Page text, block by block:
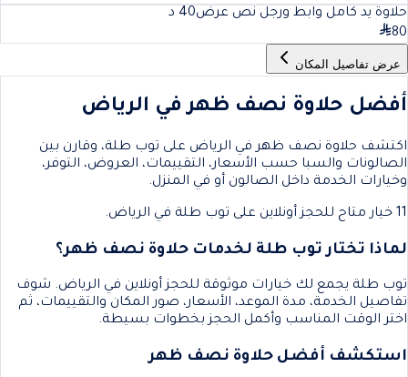
حلاوة يد كامل وابط ورجل نص عرض40 د
80
عرض تفاصيل المكان
أفضل حلاوة نصف ظهر في الرياض
اكتشف حلاوة نصف ظهر في الرياض على توب طلة، وقارن بين
الصالونات والسبا حسب الأسعار، التقييمات، العروض، التوفر،
وخيارات الخدمة داخل الصالون أو في المنزل.
11 خيار متاح للحجز أونلاين على توب طلة في الرياض.
لماذا تختار توب طلة لخدمات حلاوة نصف ظهر؟
توب طلة يجمع لك خيارات موثوقة للحجز أونلاين في الرياض. شوف
تفاصيل الخدمة، مدة الموعد، الأسعار، صور المكان والتقييمات، ثم
اختر الوقت المناسب وأكمل الحجز بخطوات بسيطة.
استكشف أفضل حلاوة نصف ظهر